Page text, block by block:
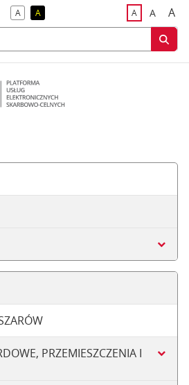
Akontrast domyślny
Akontrast żółty tekst na czarnym tle
Adomyślna
A A
PRZEMIESZCZENIA I